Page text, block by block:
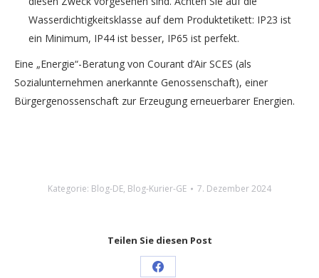
Wasserdichtigkeitsklasse auf dem Produktetikett: IP23 ist
ein Minimum, IP44 ist besser, IP65 ist perfekt.
Eine „Energie“-Beratung von Courant d’Air SCES (als
Sozialunternehmen anerkannte Genossenschaft), einer
Bürgergenossenschaft zur Erzeugung erneuerbarer Energien.
Kategorie: Blog-DE, Blog-Kurier-GE 7. Dezember 2024
Teilen Sie diesen Post